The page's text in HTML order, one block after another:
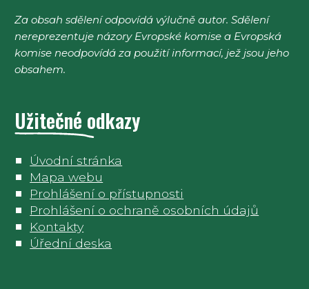
Za obsah sdělení odpovídá výlučně autor. Sdělení
nereprezentuje názory Evropské komise a Evropská
komise neodpovídá za použití informací, jež jsou jeho
obsahem.
Užitečné odkazy
Úvodní stránka
Mapa webu
Prohlášení o přístupnosti
Prohlášení o ochraně osobních údajů
Kontakty
Úřední deska